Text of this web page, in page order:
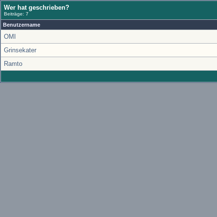
Wer hat geschrieben?
Beiträge: 7
Benutzername
OMI
Grinsekater
Ramto